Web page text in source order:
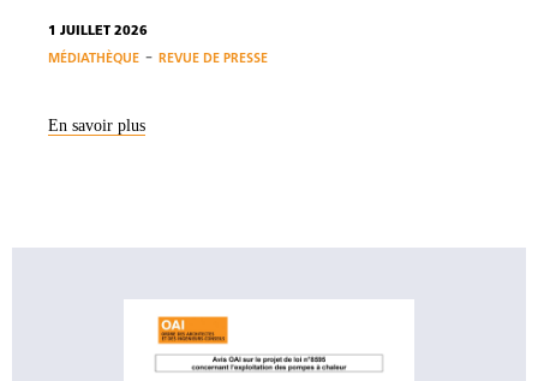
1 JUILLET 2026
MÉDIATHÈQUE - REVUE DE PRESSE
En savoir plus